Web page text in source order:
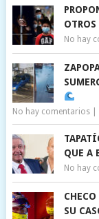
No hay
No hay comentarios|
QUE A
No hay
SU